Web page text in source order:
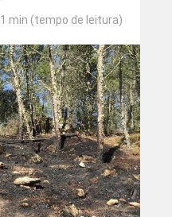
1 min (tempo de leitura)